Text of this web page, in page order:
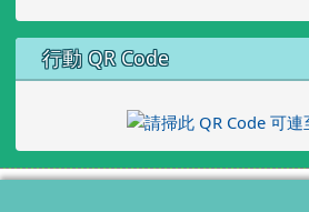
行動 QR Code